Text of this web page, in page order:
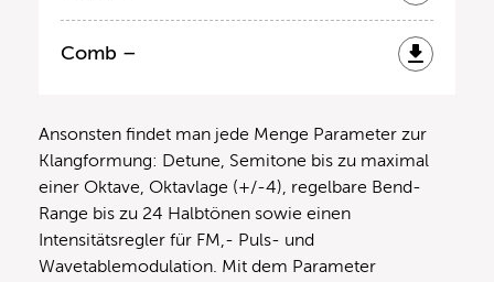
Comb –
Ansonsten findet man jede Menge Parameter zur
Klangformung: Detune, Semitone bis zu maximal
einer Oktave, Oktavlage (+/-4), regelbare Bend-
Range bis zu 24 Halbtönen sowie einen
Intensitätsregler für FM,- Puls- und
Wavetablemodulation. Mit dem Parameter